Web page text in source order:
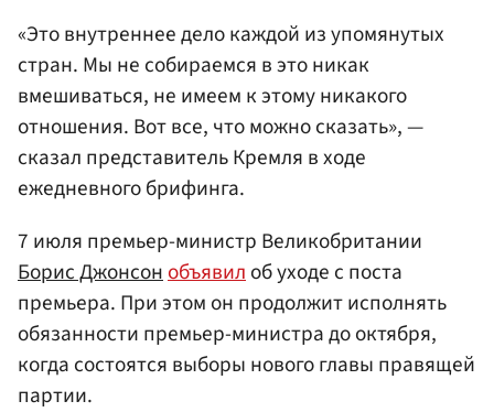
«Это внутреннее дело каждой из упомянутых
стран. Мы не собираемся в это никак
вмешиваться, не имеем к этому никакого
отношения. Вот все, что можно сказать», —
сказал представитель Кремля в ходе
ежедневного брифинга.
7 июля премьер-министр Великобритании
Борис Джонсон объявил об уходе с поста
премьера. При этом он продолжит исполнять
обязанности премьер-министра до октября,
когда состоятся выборы нового главы правящей
партии.